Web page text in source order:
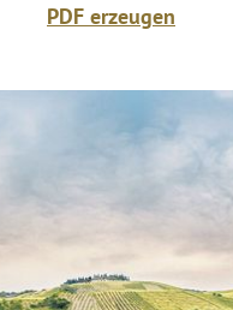
PDF erzeugen